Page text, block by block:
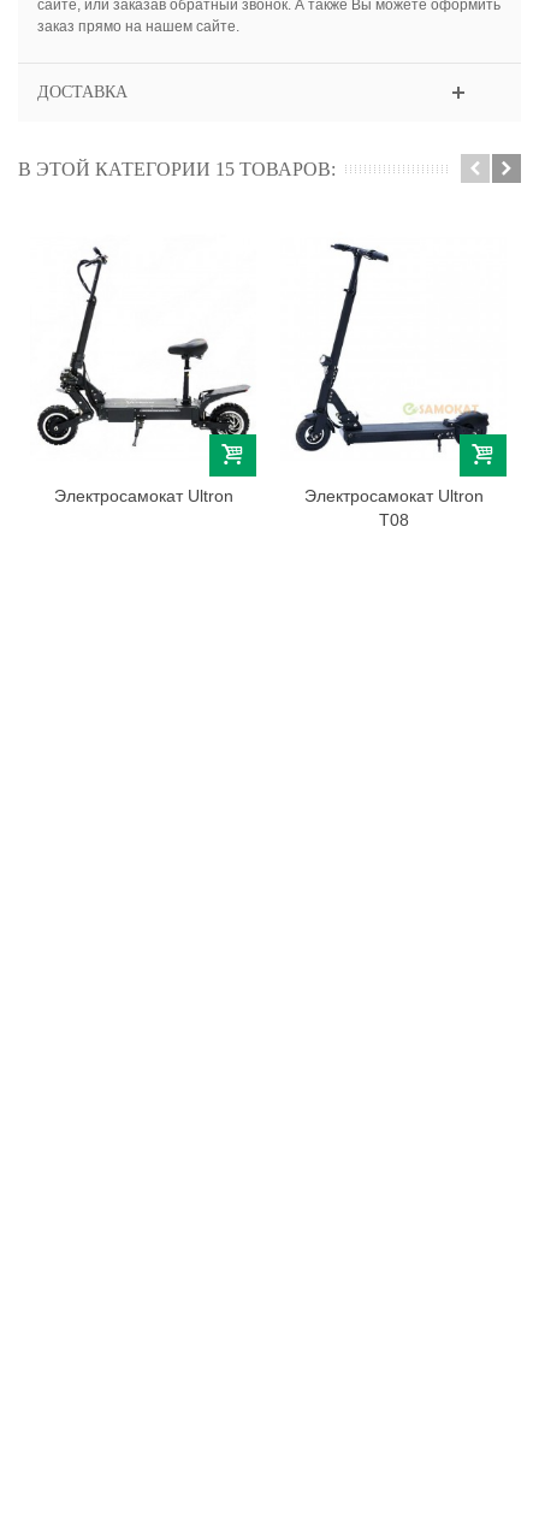
сайте, или заказав обратный звонок. А также Вы можете оформить
заказ прямо на нашем сайте.
ДОСТАВКА
В ЭТОЙ КАТЕГОРИИ 15 ТОВАРОВ:
Электросамокат Ultron
Электросамокат Ultron
T08